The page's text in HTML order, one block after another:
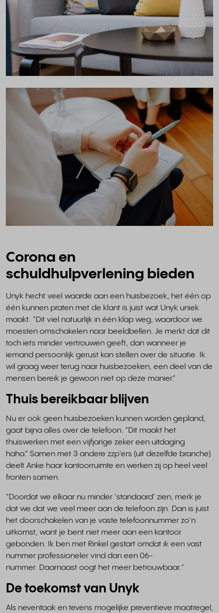
Corona en
schuldhulpverlening bieden
Unyk hecht veel waarde aan een huisbezoek, het één op
één kunnen praten met de klant is juist wat Unyk uniek
maakt. “Dit viel natuurlijk in één klap weg, waardoor we
moesten omschakelen naar beeldbellen. Je merkt dat dit
toch iets minder vertrouwen geeft, dan wanneer je
iemand persoonlijk gerust kan stellen over de situatie. Ik
wil graag weer terug naar huisbezoeken, een deel van de
mensen bereik je gewoon niet op deze manier.”
Thuis bereikbaar blijven
Nu er ook geen huisbezoeken kunnen worden gepland,
gaat bijna alles over de telefoon. “Dit maakt het
thuiswerken met een vijfjarige zeker een uitdaging
haha.” Samen met 3 andere zzp’ers (uit dezelfde branche)
deelt Anke haar kantoorruimte en werken zij op heel veel
fronten samen.
“Doordat we elkaar nu minder ‘standaard’ zien, merk je
dat we dat we veel meer aan de telefoon zijn. Dan is juist
het doorschakelen van je vaste telefoonnummer zo’n
uitkomst, want je bent niet meer aan een kantoor
gebonden. Ik ben met Rinkel gestart omdat ik een vast
nummer professioneler vind dan een 06-
nummer. Daarnaast oogt het meer betrouwbaar."
De toekomst van Unyk
Als neventaak en tevens mogelijke preventieve maatregel,